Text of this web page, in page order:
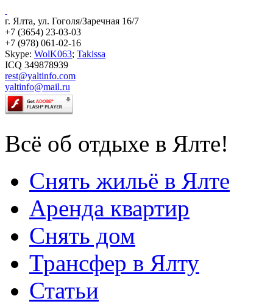
г. Ялта, ул. Гоголя/Заречная 16/7
+7 (3654) 23-03-03
+7 (978) 061-02-16
Skype: WolK063; Takissa
ICQ 349878939
rest@yaltinfo.com
yaltinfo@mail.ru
Всё об отдыхе в Ялте!
Снять жильё в Ялте
Аренда квартир
Снять дом
Трансфер в Ялту
Статьи